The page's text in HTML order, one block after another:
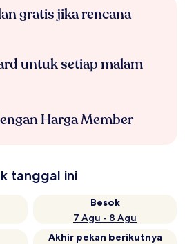
gratis jika rencana
untuk setiap malam
Harga Member
tanggal ini
Besok
7 Agu - 8 Agu
Akhir pekan berikutnya